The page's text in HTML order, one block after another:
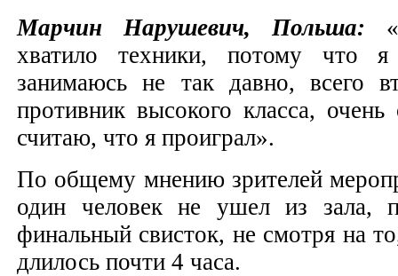
Марчин Нарушевич, Польша:
хватило техники, потому
занимаюсь не так давно, всего
противник высокого класса,
считаю, что я проиграл».
По общему мнению зрителей
один человек не ушел из зала,
финальный свисток, не смотря на
длилось почти 4 часа.